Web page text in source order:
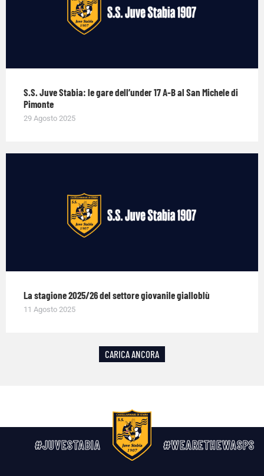
S.S. Juve Stabia: le gare dell’under 17 A-B al San Michele di
Pimonte
29 Agosto 2025
La stagione 2025/26 del settore giovanile gialloblù
11 Agosto 2025
CARICA ANCORA
#JUVESTABIA #WEARETHEWASPS